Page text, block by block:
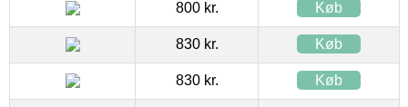
800 kr. Køb
830 kr. Køb
830 kr. Køb